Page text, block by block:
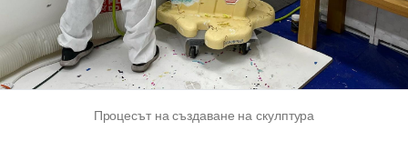
Процесът на създаване на скулптура